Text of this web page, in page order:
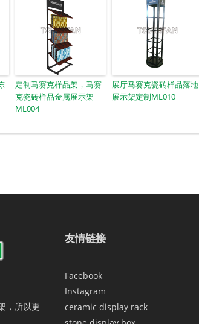
定制马赛克样品架，马赛
克瓷砖样品金属展示架
ML004
展厅马赛克瓷砖样品落地
展示架定制ML010
，所以更
友情链接
Facebook
Instagram
ceramic display rack